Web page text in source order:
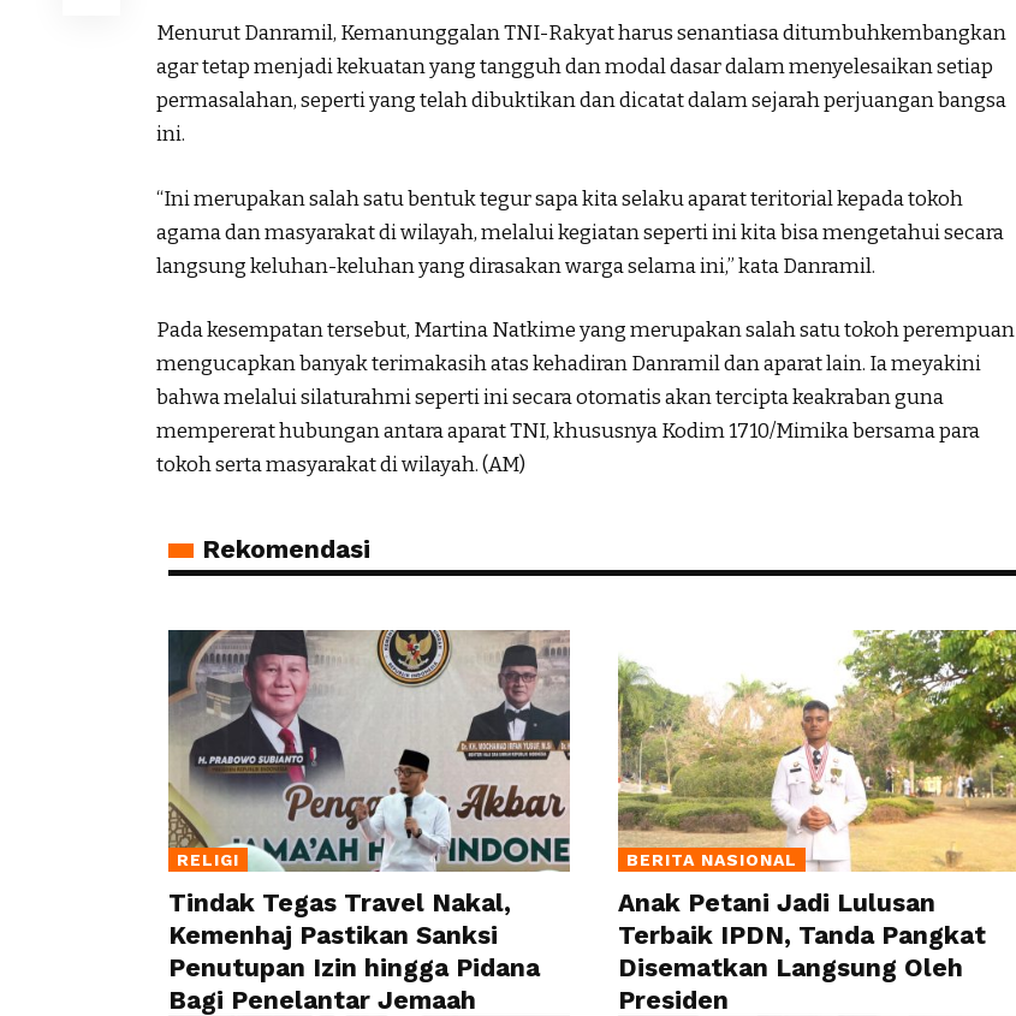
Menurut Danramil, Kemanunggalan TNI-Rakyat harus senantiasa ditumbuhkembangkan
agar tetap menjadi kekuatan yang tangguh dan modal dasar dalam menyelesaikan setiap
permasalahan, seperti yang telah dibuktikan dan dicatat dalam sejarah perjuangan bangsa
ini.
“Ini merupakan salah satu bentuk tegur sapa kita selaku aparat teritorial kepada tokoh
agama dan masyarakat di wilayah, melalui kegiatan seperti ini kita bisa mengetahui secara
langsung keluhan-keluhan yang dirasakan warga selama ini,” kata Danramil.
Pada kesempatan tersebut, Martina Natkime yang merupakan salah satu tokoh perempuan
mengucapkan banyak terimakasih atas kehadiran Danramil dan aparat lain. Ia meyakini
bahwa melalui silaturahmi seperti ini secara otomatis akan tercipta keakraban guna
mempererat hubungan antara aparat TNI, khususnya Kodim 1710/Mimika bersama para
tokoh serta masyarakat di wilayah. (AM)
Rekomendasi
RELIGI
Tindak Tegas Travel Nakal,
Kemenhaj Pastikan Sanksi
Penutupan Izin hingga Pidana
Bagi Penelantar Jemaah
BERITA NASIONAL
Anak Petani Jadi Lulusan
Terbaik IPDN, Tanda Pangkat
Disematkan Langsung Oleh
Presiden